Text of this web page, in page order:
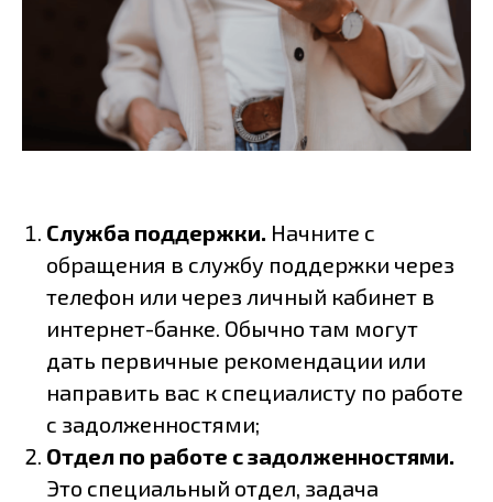
Служба поддержки. Начните с
обращения в службу поддержки через
телефон или через личный кабинет в
интернет-банке. Обычно там могут
дать первичные рекомендации или
направить вас к специалисту по работе
с задолженностями;
Отдел по работе с задолженностями.
Это специальный отдел, задача